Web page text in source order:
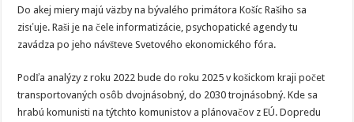
Do akej miery majú väzby na bývalého primátora Košíc Rašiho sa
zisťuje. Raši je na čele informatizácie, psychopatické agendy tu
zavádza po jeho návšteve Svetového ekonomického fóra.
Podľa analýzy z roku 2022 bude do roku 2025 v košickom kraji počet
transportovaných osôb dvojnásobný, do 2030 trojnásobný. Kde sa
hrabú komunisti na týtchto komunistov a plánovačov z EÚ. Dopredu